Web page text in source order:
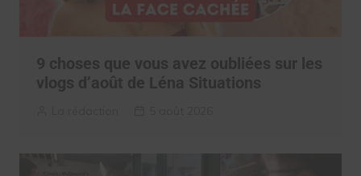
9 choses que vous avez oubliées sur les
vlogs d’août de Léna Situations